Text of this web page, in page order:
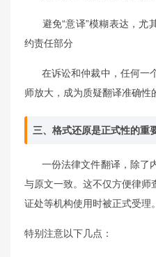
避免“意译”模糊表达，尤
约责任部分
在诉讼和仲裁中，任何一
师放大，成为质疑翻译准确性
三、格式还原是正式性的重
一份法律文件翻译，除了
与原文一致。这不仅方便律师
证处等机构使用时被正式受理。
特别注意以下几点：